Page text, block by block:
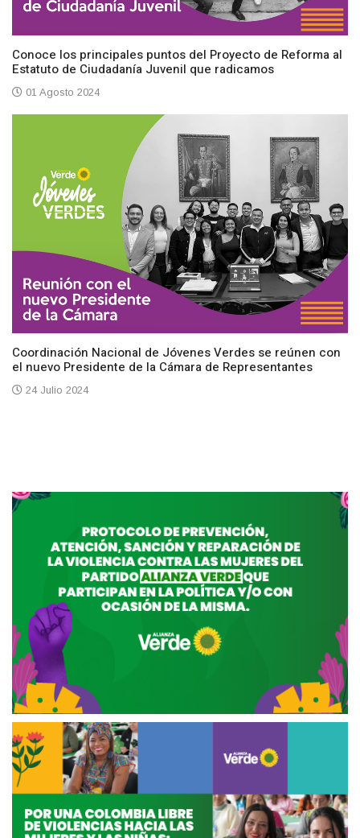
Conoce los principales puntos del Proyecto de Reforma al
Estatuto de Ciudadanía Juvenil que radicamos
01 Agosto 2024
Coordinación Nacional de Jóvenes Verdes se reúnen con
el nuevo Presidente de la Cámara de Representantes
24 Julio 2024